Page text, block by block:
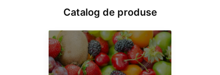
Catalog de produse